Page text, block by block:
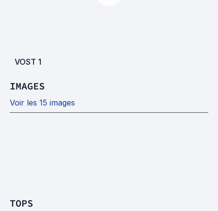
VOST 1
IMAGES
Voir les 15 images
TOPS